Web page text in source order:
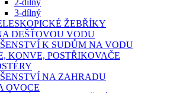
2-dílný
3-dílný
ŽEBŘÍKY
DEŠŤOVOU VODU
K SUDŮM NA VODU
KONVE, POSTŘIKOVAČE
NA ZAHRADU
OVOCE